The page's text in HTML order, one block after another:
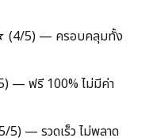
5) — ครอบคลุมทั้ง
ฟรี 100% ไม่มีค่า
รวดเร็ว ไม่พลาด